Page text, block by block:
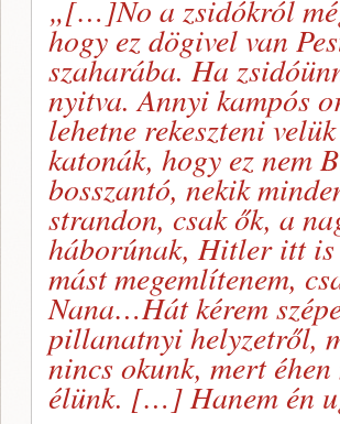
„[…]No a zsidókról
hogy ez dögivel van
szaharába. Ha
nyitva. Annyi kampós
lehetne rekeszteni
katonák, hogy ez nem
bosszantó, nekik
strandon, csak ők, a
háborúnak, Hitler itt is
mást megemlítenem,
Nana…Hát kérem
pillanatnyi helyzetről,
nincs okunk, mert
élünk. […] Hanem én